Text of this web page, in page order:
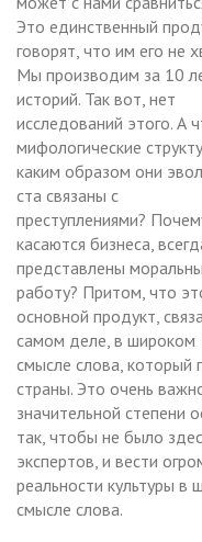
Это единственный
говорят, что им его не
Мы производим за 10
историй. Так вот, нет
исследований этого. А
мифологические
каким образом они
ста связаны с
преступлениями?
касаются бизнеса,
представлены
работу? Притом, что
основной продукт,
самом деле, в широком
смысле слова, который
страны. Это очень
значительной степени
так, чтобы не было
экспертов, и вести
реальности культуры в
смысле слова.